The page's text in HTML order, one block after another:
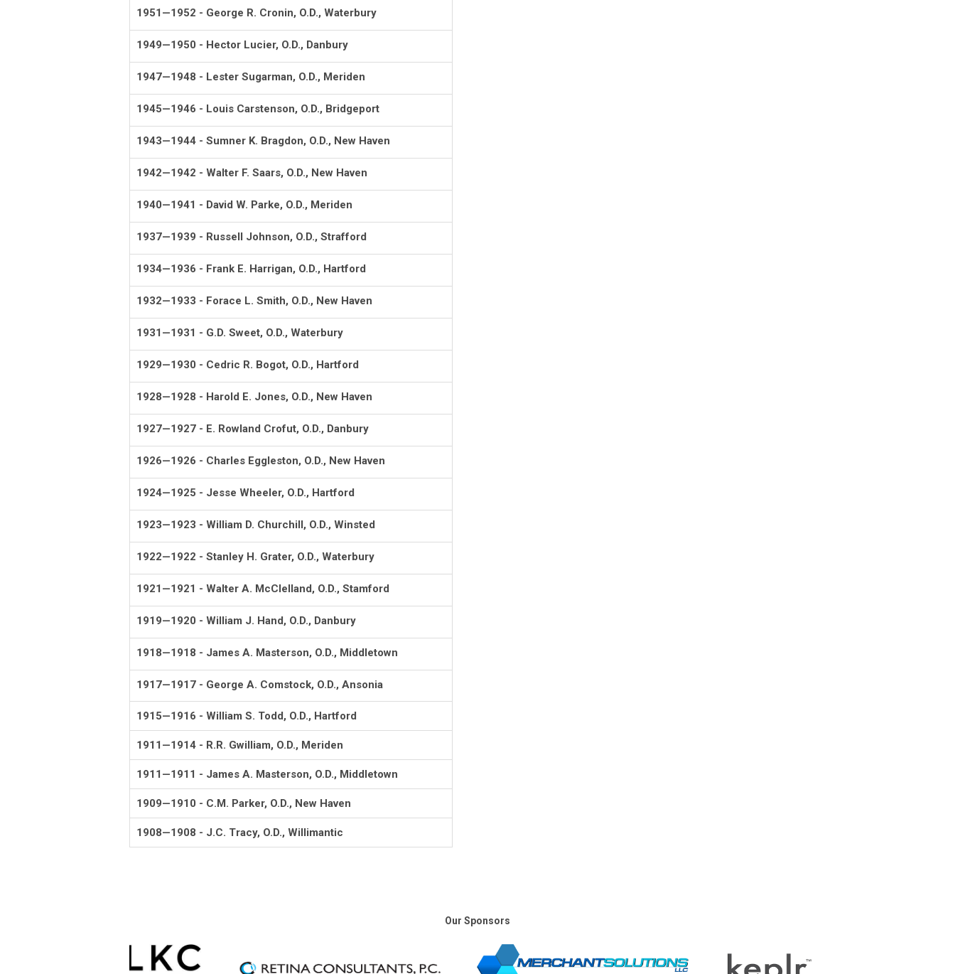
1951—1952 - George R. Cronin, O.D., Waterbury
1949—1950 - Hector Lucier, O.D., Danbury
1947—1948 - Lester Sugarman, O.D., Meriden
1945—1946 - Louis Carstenson, O.D., Bridgeport
1943—1944 - Sumner K. Bragdon, O.D., New Haven
1942—1942 - Walter F. Saars, O.D., New Haven
1940—1941 - David W. Parke, O.D., Meriden
1937—1939 - Russell Johnson, O.D., Strafford
1934—1936 - Frank E. Harrigan, O.D., Hartford
1932—1933 - Forace L. Smith, O.D., New Haven
1931—1931 - G.D. Sweet, O.D., Waterbury
1929—1930 - Cedric R. Bogot, O.D., Hartford
1928—1928 - Harold E. Jones, O.D., New Haven
1927—1927 - E. Rowland Crofut, O.D., Danbury
1926—1926 - Charles Eggleston, O.D., New Haven
1924—1925 - Jesse Wheeler, O.D., Hartford
1923—1923 - William D. Churchill, O.D., Winsted
1922—1922 - Stanley H. Grater, O.D., Waterbury
1921—1921 - Walter A. McClelland, O.D., Stamford
1919—1920 - William J. Hand, O.D., Danbury
1918—1918 - James A. Masterson, O.D., Middletown
1917—1917 - George A. Comstock, O.D., Ansonia
1915—1916 - William S. Todd, O.D., Hartford
1911—1914 - R.R. Gwilliam, O.D., Meriden
1911—1911 - James A. Masterson, O.D., Middletown
1909—1910 - C.M. Parker, O.D., New Haven
1908—1908 - J.C. Tracy, O.D., Willimantic
Our Sponsors